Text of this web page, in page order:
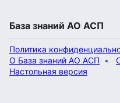
База знаний АО АСП
Политика
О База знаний АО АСП
Настольная версия